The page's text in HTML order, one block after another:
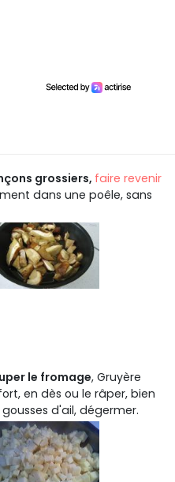
grossiers, faire revenir
dans une poêle, sans
le fromage, Gruyère
en dès ou le râper, bien
gousses d'ail, dégermer.